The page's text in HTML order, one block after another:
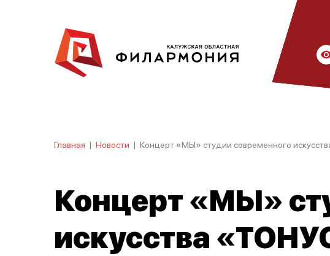
Главная | Новости | Концерт «МЫ» студии современного
Концерт «МЫ»
искусства